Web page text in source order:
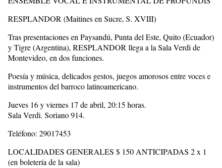
RESPLANDOR (Maitines en Sucre, S. XVIII)
Tras presentaciones en Paysandú, Punta del Este, Quito (Ecuador)
y Tigre (Argentina), RESPLANDOR llega a la Sala Verdi de
Montevideo, en dos funciones.
Poesía y música, delicados gestos, juegos amorosos entre voces e
instrumentos del barroco latinoamericano.
Jueves 16 y viernes 17 de abril, 20:15 horas.
Sala Verdi. Soriano 914.
Teléfono: 29017453
LOCALIDADES GENERALES $ 150 ANTICIPADAS 2 x 1
(en boletería de la sala)